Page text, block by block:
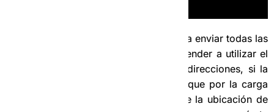
No es obligación de la Operadora enviar todas las
ubicaciones a los choferes, debes aprender a utilizar el
mapa para poder buscar tus propias direcciones, si la
operadora te dice en algún momento que por la carga
de trabajo que tiene no puede enviarte la ubicación de